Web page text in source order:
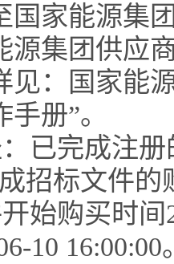
国家能源集
源集团供应
见：国家能
册”。
已完成注
招标文件的
始购买时间
10 16:00:00